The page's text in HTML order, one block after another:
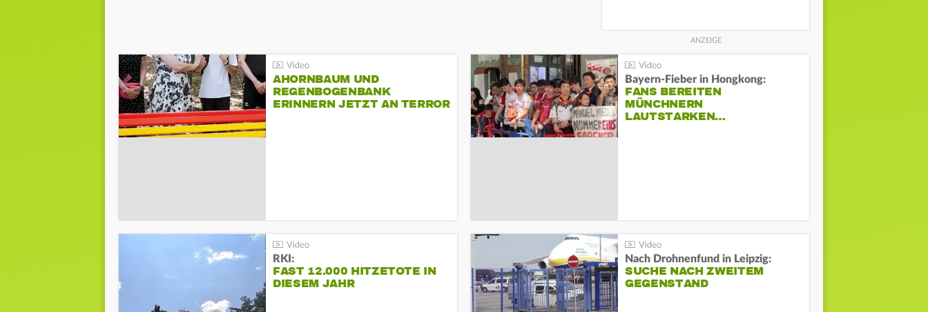
AHORNBAUM UND
REGENBOGENBANK
ERINNERN JETZT AN TERROR
Bayern-Fieber in Hongkong:
FANS BEREITEN
MÜNCHNERN
LAUTSTARKEN…
RKI:
FAST 12.000 HITZETOTE IN
DIESEM JAHR
Nach Drohnenfund in Leipzig:
SUCHE NACH ZWEITEM
GEGENSTAND